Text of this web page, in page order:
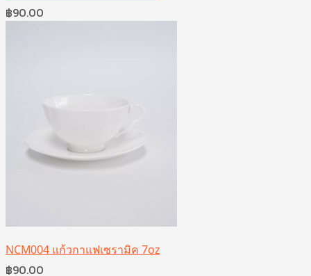
฿90.00
NCM004 แก้วกาแฟเซรามิค 7oz
฿90.00